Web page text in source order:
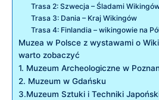
Trasa 2: Szwecja – Śladami
Trasa 3: Dania – Kraj Wikingów
Trasa 4: Finlandia – wikingowie na
Muzea w Polsce z wystawami o
warto zobaczyć
1. Muzeum Archeologiczne w
2. Muzeum w Gdańsku
3.Muzeum Sztuki i Techniki